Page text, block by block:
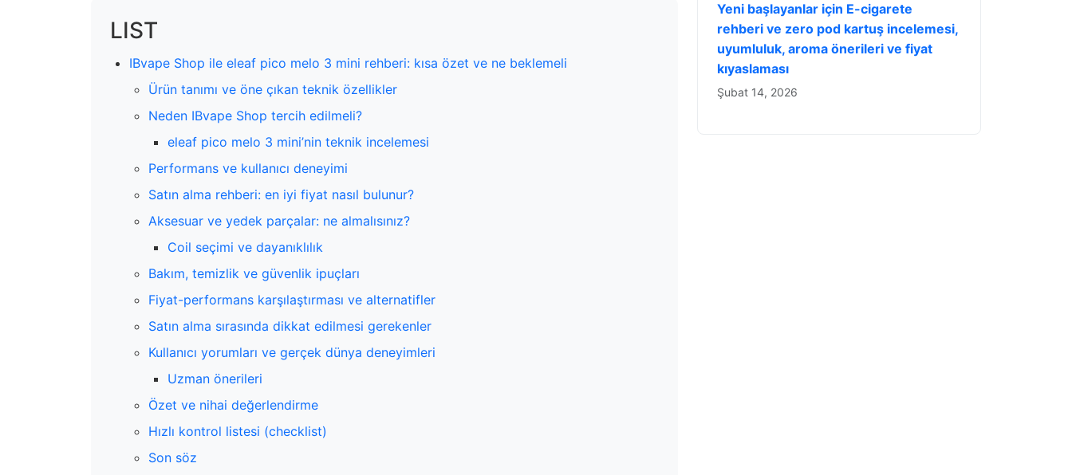
LIST
IBvape Shop ile eleaf pico melo 3 mini rehberi: kısa özet ve ne beklemeli
Ürün tanımı ve öne çıkan teknik özellikler
Neden IBvape Shop tercih edilmeli?
eleaf pico melo 3 mini’nin teknik incelemesi
Performans ve kullanıcı deneyimi
Satın alma rehberi: en iyi fiyat nasıl bulunur?
Aksesuar ve yedek parçalar: ne almalısınız?
Coil seçimi ve dayanıklılık
Bakım, temizlik ve güvenlik ipuçları
Fiyat-performans karşılaştırması ve alternatifler
Satın alma sırasında dikkat edilmesi gerekenler
Kullanıcı yorumları ve gerçek dünya deneyimleri
Uzman önerileri
Özet ve nihai değerlendirme
Hızlı kontrol listesi (checklist)
Son söz
Yeni başlayanlar için E-cigarete
rehberi ve zero pod kartuş incelemesi,
uyumluluk, aroma önerileri ve fiyat
kıyaslaması
Şubat 14, 2026